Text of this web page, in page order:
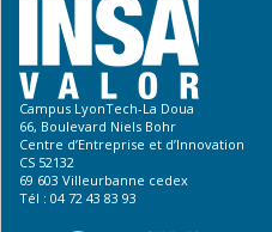
Campus LyonTech-La Doua
66, Boulevard Niels Bohr
Centre d’Entreprise et d’Innovation
CS 52132
69 603 Villeurbanne cedex
Tél : 04 72 43 83 93